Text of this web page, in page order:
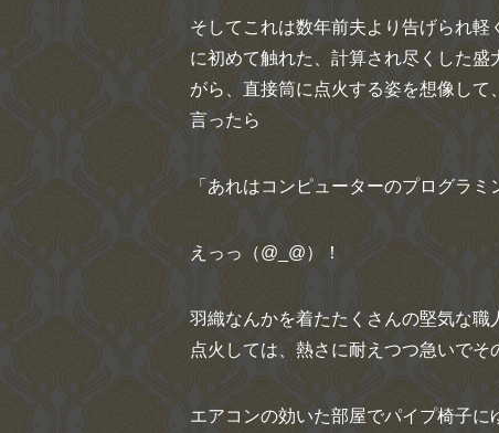
そしてこれは数年前夫より告げられ
に初めて触れた、計算され尽くした
がら、直接筒に点火する姿を想像し
言ったら
「あれはコンピューターのプログラミ
えっっ（@_@）！
羽織なんかを着たたくさんの堅気な
点火しては、熱さに耐えつつ急いでそ
エアコンの効いた部屋でパイプ椅子に